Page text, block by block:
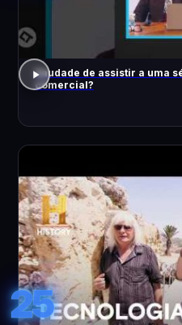
Saudade de assistir a uma
comercial?
25